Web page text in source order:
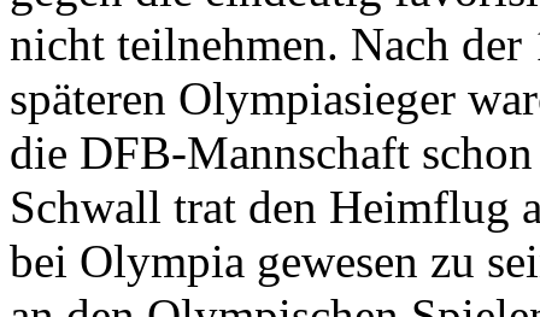
nicht teilnehmen. Nach der
späteren Olympiasieger
die DFB-Mannschaft
Schwall trat den Heimflug
bei Olympia gewesen zu